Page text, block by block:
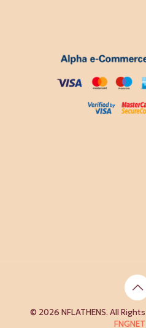
© 2026 NFLATHENS. All
FNGNET